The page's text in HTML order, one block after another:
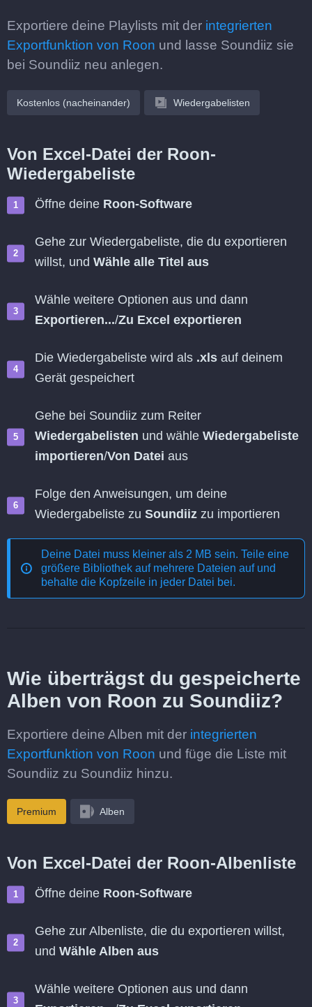
Exportiere deine Playlists mit der integrierten
Exportfunktion von Roon und lasse Soundiiz sie
bei Soundiiz neu anlegen.
Kostenlos (nacheinander) Wiedergabelisten
Von Excel-Datei der Roon-
Wiedergabeliste
Öffne deine Roon-Software
Gehe zur Wiedergabeliste, die du exportieren
willst, und Wähle alle Titel aus
Wähle weitere Optionen aus und dann
Exportieren.../Zu Excel exportieren
Die Wiedergabeliste wird als .xls auf deinem
Gerät gespeichert
Gehe bei Soundiiz zum Reiter
Wiedergabelisten und wähle Wiedergabeliste
importieren/Von Datei aus
Folge den Anweisungen, um deine
Wiedergabeliste zu Soundiiz zu importieren
Deine Datei muss kleiner als 2 MB sein. Teile eine
größere Bibliothek auf mehrere Dateien auf und
behalte die Kopfzeile in jeder Datei bei.
Wie überträgst du gespeicherte
Alben von Roon zu Soundiiz?
Exportiere deine Alben mit der integrierten
Exportfunktion von Roon und füge die Liste mit
Soundiiz zu Soundiiz hinzu.
Premium Alben
Von Excel-Datei der Roon-Albenliste
Öffne deine Roon-Software
Gehe zur Albenliste, die du exportieren willst,
und Wähle Alben aus
Wähle weitere Optionen aus und dann